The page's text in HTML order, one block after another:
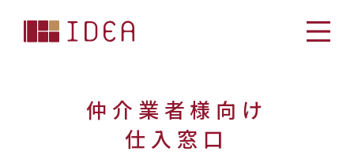
仲介業者様向け
仕入窓口